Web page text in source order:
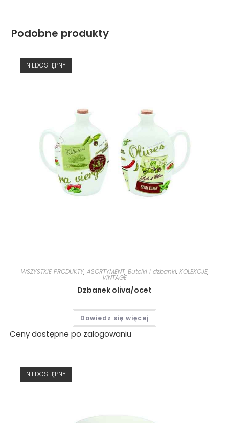
Podobne produkty
NIEDOSTĘPNY
WSZYSTKIE PRODUKTY, ASORTYMENT, Butelki i dzbanki, KOLEKCJE,
VINTAGE
Dzbanek oliva/ocet
Dowiedz się więcej
Ceny dostępne po zalogowaniu
NIEDOSTĘPNY